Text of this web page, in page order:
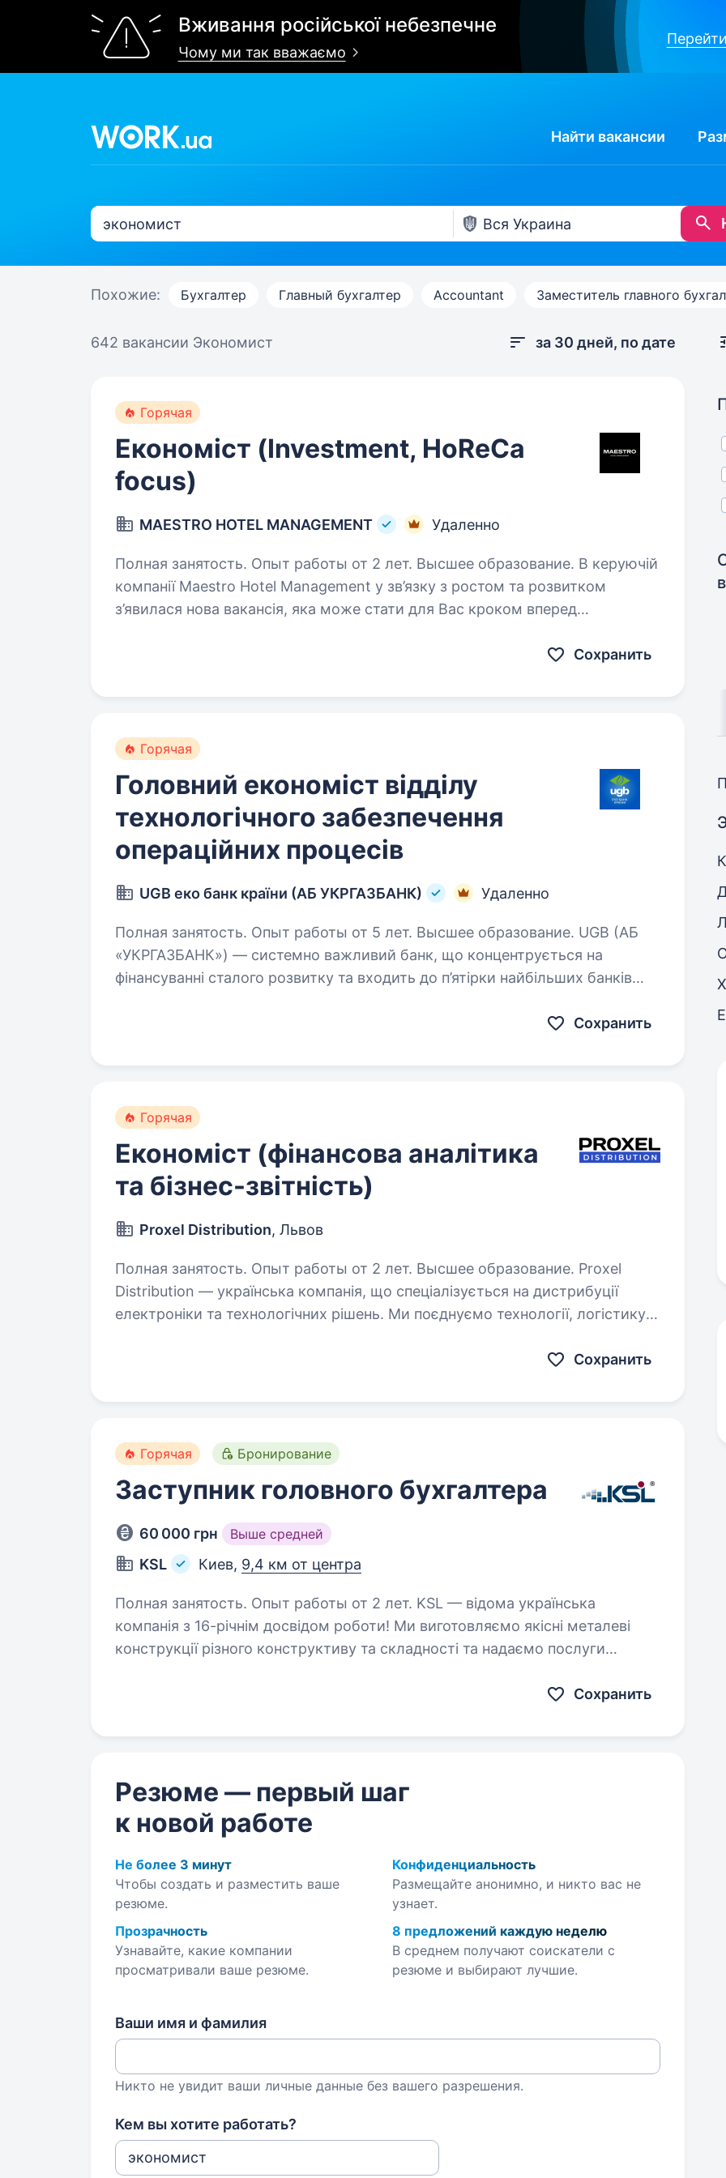
Вживання російської небезпечне
Чому ми так вважаємо
Найти вакансии
Похожие: Бухгалтер Главный бухгалтер Accountant Заместитель главного
642 вакансии Экономист за 30 дней, по дате
Горячая
Економіст (Investment, HoReCa
focus)
MAESTRO HOTEL MANAGEMENT Удаленно
Полная занятость. Опыт работы от 2 лет. Высшее образование. В керуючій
компанії Maestro Hotel Management у зв’язку з ростом та розвитком
з’явилася нова вакансія, яка може стати для Вас кроком вперед
Сохранить
Горячая
Головний економіст відділу
технологічного забезпечення
операційних процесів
UGB еко банк країни (АБ УКРГАЗБАНК) Удаленно
Полная занятость. Опыт работы от 5 лет. Высшее образование. UGB (АБ
«УКРГАЗБАНК») — системно важливий банк, що концентрується на
фінансуванні сталого розвитку та входить до п’ятірки найбільших банків
Сохранить
Горячая
Економіст (фінансова аналітика
та бізнес-звітність)
Proxel Distribution, Львов
Полная занятость. Опыт работы от 2 лет. Высшее образование. Proxel
Distribution — українська компанія, що спеціалізується на дистрибуції
електроніки та технологічних рішень. Ми поєднуємо технології, логістику
Сохранить
Горячая Бронирование
Заступник головного бухгалтера
60 000 грн Выше средней
KSL Киев, 9,4 км от центра
Полная занятость. Опыт работы от 2 лет. KSL — відома українська
компанія з 16-річнім досвідом роботи! Ми виготовляємо якісні металеві
конструкції різного конструктиву та складності та надаємо послуги
Сохранить
Резюме — первый шаг
к новой работе
Не более 3 минут
Чтобы создать и разместить ваше
резюме.
Конфиденциальность
Размещайте анонимно, и никто вас не
узнает.
Прозрачность
Узнавайте, какие компании
просматривали ваше резюме.
8 предложений каждую неделю
В среднем получают соискатели с
резюме и выбирают лучшие.
Ваши имя и фамилия
Никто не увидит ваши личные данные без вашего разрешения.
Кем вы хотите работать?